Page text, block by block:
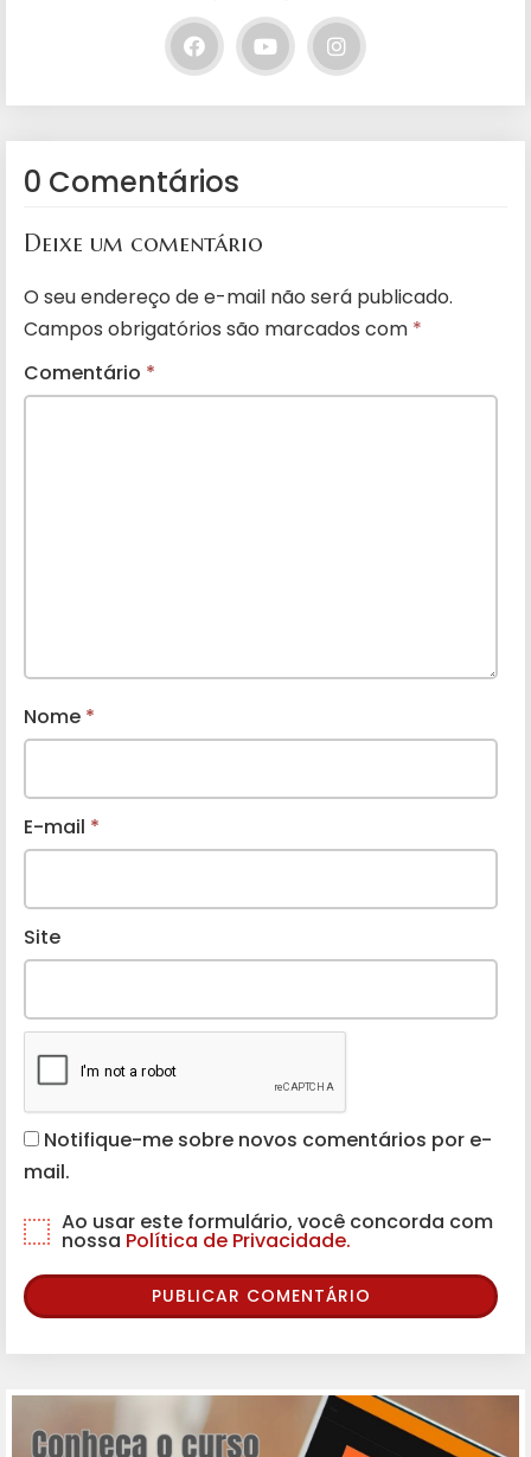
0 Comentários
Deixe um comentário
O seu endereço de e-mail não será publicado.
Campos obrigatórios são marcados com *
Comentário *
Nome *
E-mail *
Site
Notifique-me sobre novos comentários por e-
mail.
Ao usar este formulário, você concorda com
nossa Política de Privacidade.